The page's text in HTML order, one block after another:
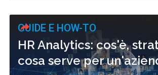
GUIDE E HOW-TO
HR Analytics: cos'è,
cosa serve per